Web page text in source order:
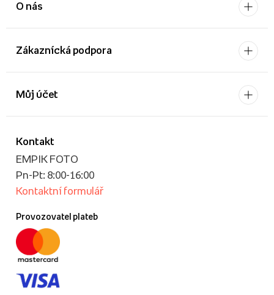
O nás
Zákaznícká podpora
Kontakt
EMPIK FOTO
Pn-Pt: 8:00-16:00
Kontaktní formulář
Provozovatel plateb
Můj účet